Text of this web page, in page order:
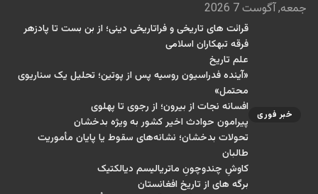
جمعه, آگوست 7 2026
خبر فوری
قرائت های تاریخی و فراتاریخی دینی؛ از بن بست تا پادزهر
فرقه تبهکاران اسلامی
علم تاریخ
«آینده فدراسیون روسیه پس از پوتین؛ تحلیل یک سناریوی
محتمل»
افسانه نجات از بیرون؛ از رجوی تا پهلوی
پیرامون حوادث اخیر کشور به ویژه بدخشان
تحولات بدخشان؛ نشانه‌های سقوط یا پایان مأموریت
طالبان
کاوشِ چندو‌چونِ ماتریالیسم دیالکتیک
برگه های از تاریخ افغانستان